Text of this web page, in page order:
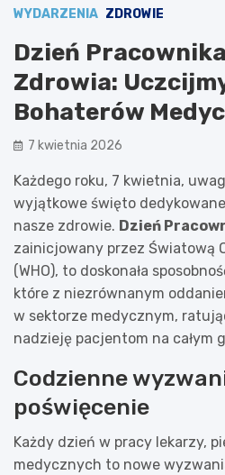
WYDARZENIA ZDROWIE
Dzień
Zdrowia:
Bohaterów
7 kwietnia 2026
Każdego roku, 7 kwietnia,
wyjątkowe święto
nasze zdrowie. Dzień
zainicjowany przez Światową
(WHO), to doskonała
które z niezrównanym
w sektorze medycznym,
nadzieję pacjentom na całym
Codzienne
poświęcenie
Każdy dzień w pracy lekarzy,
medycznych to nowe